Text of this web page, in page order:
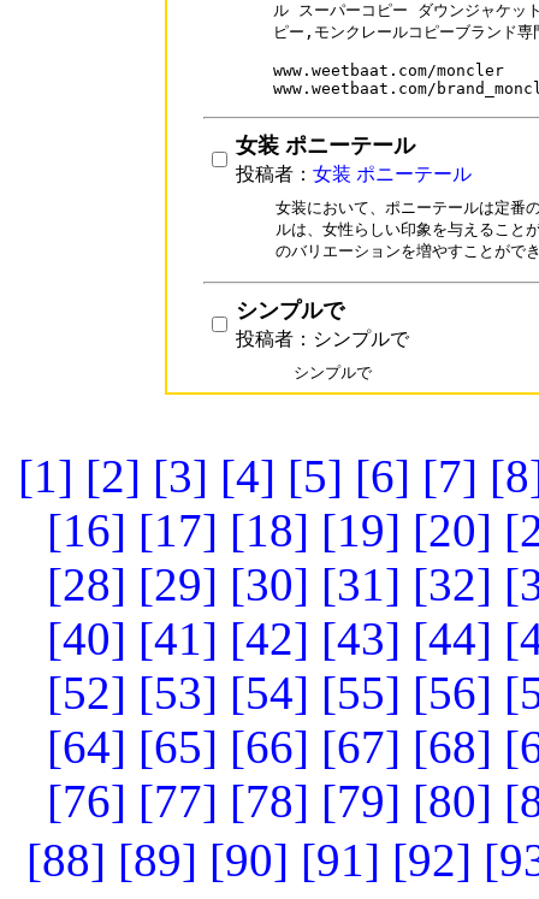
ル スーパーコピー ダウンジャケッ
ピー,モンクレールコピーブランド専
www.weetbaat.com/moncler
www.weetbaat.com/
女装 ポニーテール
投稿者： 女装 ポニーテール
女装において、ポニーテールは定番
ルは、女性らしい印象を与えること
のバリエーションを増やすことがで
シンプルで
投稿者：シンプルで
シンプルで
[1] [2] [3] [4] [5] [6] [7]
[16] [17] [18] [19] [20]
[28] [29] [30] [31] [32]
[40] [41] [42] [43] [44]
[52] [53] [54] [55] [56]
[64] [65] [66] [67] [68]
[76] [77] [78] [79] [80]
[88] [89] [90] [91] [92]